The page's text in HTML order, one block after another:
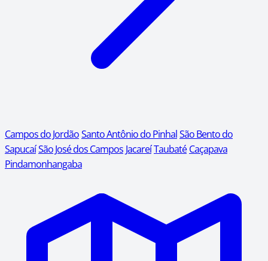
Campos do JordãoSanto Antônio do PinhalSão Bento do
SapucaíSão José dos Campos JacareíTaubaté Caçapava
Pindamonhangaba